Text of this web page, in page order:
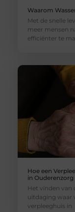
Waarom
Met de snelle
meer mensen
efficiënter te
Hoe een
in Ouderenzorg
Het vinden van
uitdaging waar
verpleeghuis in